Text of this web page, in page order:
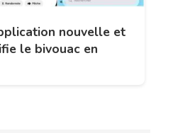
nouvelle et
le bivouac en